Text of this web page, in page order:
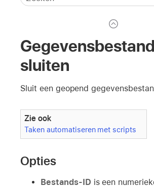
Gegevensbestand
sluiten
Sluit een geopend
Zie ook
Taken automatiseren met scripts
Opties
Bestands-ID is een